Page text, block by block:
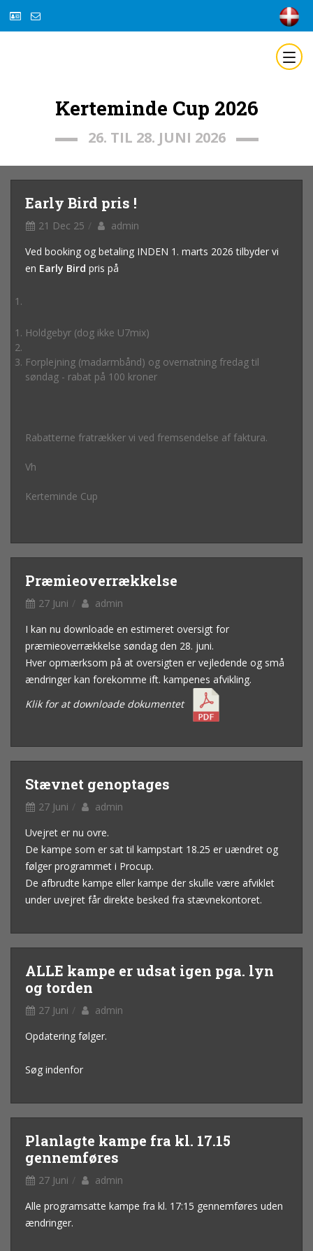
Kerteminde Cup 2026
26. TIL 28. JUNI 2026
Early Bird pris !
21 Dec 25
admin
Ved booking og betaling INDEN 1. marts 2026 tilbyder vi
en Early Bird pris på
Holdgebyr (dog ikke U7mix)
Forplejning (madarmbånd) og overnatning fredag til
søndag - rabat på 100 kroner
Rabatterne fratrækker vi ved fremsendelse af faktura.
Vh
Kerteminde Cup
Præmieoverrækkelse
27 Juni
admin
I kan nu downloade en estimeret oversigt for
præmieoverrækkelse søndag den 28. juni.
Hver opmærksom på at oversigten er vejledende og små
ændringer kan forekomme ift. kampenes afvikling.
Klik for at downloade dokumentet
Stævnet genoptages
27 Juni
admin
Uvejret er nu ovre.
De kampe som er sat til kampstart 18.25 er uændret og
følger programmet i Procup.
De afbrudte kampe eller kampe der skulle være afviklet
under uvejret får direkte besked fra stævnekontoret.
ALLE kampe er udsat igen pga. lyn
og torden
27 Juni
admin
Opdatering følger.
Søg indenfor
Planlagte kampe fra kl. 17.15
gennemføres
27 Juni
admin
Alle programsatte kampe fra kl. 17:15 gennemføres uden
ændringer.